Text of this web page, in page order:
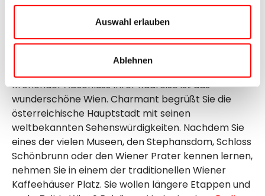
Auswahl erlauben
Ablehnen
wunderbaren Blick auf die Donau und die
Weinhänge der Wachau. Unterwegs nach Wien
durchradeln Sie die Rosenstadt Tulln, streifen den
Krönender Abschluss Ihrer Radreise ist das
wunderschöne Wien. Charmant begrüßt Sie die
österreichische Hauptstadt mit seinen
weltbekannten Sehenswürdigkeiten. Nachdem Sie
eines der vielen Museen, den Stephansdom, Schloss
Schönbrunn oder den Wiener Prater kennen lernen,
nehmen Sie in einem der traditionellen Wiener
Kaffeehäuser Platz. Sie wollen längere Etappen und